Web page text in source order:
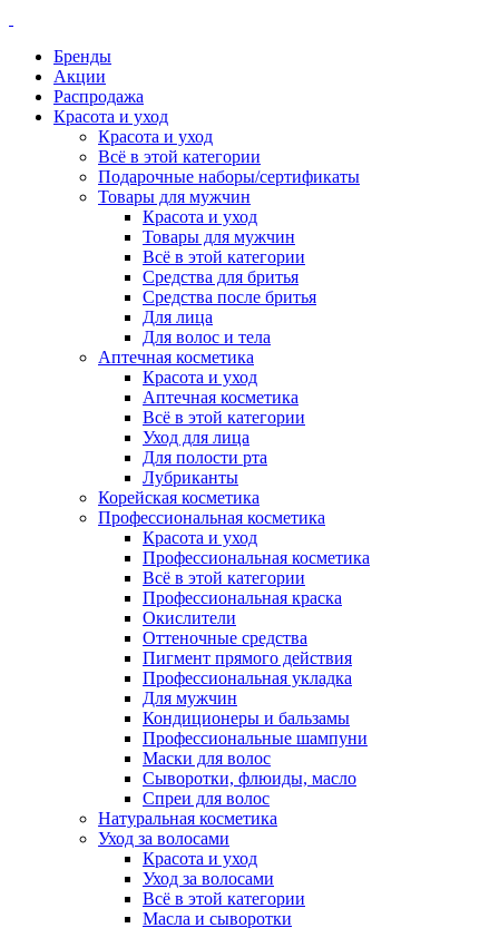
Бренды
Акции
Распродажа
Красота и уход
Красота и уход
Всё в этой категории
Подарочные наборы/сертификаты
Товары для мужчин
Красота и уход
Товары для мужчин
Всё в этой категории
Средства для бритья
Средства после бритья
Для лица
Для волос и тела
Аптечная косметика
Красота и уход
Аптечная косметика
Всё в этой категории
Уход для лица
Для полости рта
Лубриканты
Корейская косметика
Профессиональная косметика
Красота и уход
Профессиональная косметика
Всё в этой категории
Профессиональная краска
Окислители
Оттеночные средства
Пигмент прямого действия
Профессиональная укладка
Для мужчин
Кондиционеры и бальзамы
Профессиональные шампуни
Маски для волос
Сыворотки, флюиды, масло
Спреи для волос
Натуральная косметика
Уход за волосами
Красота и уход
Уход за волосами
Всё в этой категории
Масла и сыворотки